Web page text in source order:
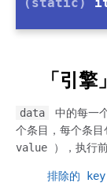
「引擎」
data 中的每一
个条目，每个条
value ），执行
排除的